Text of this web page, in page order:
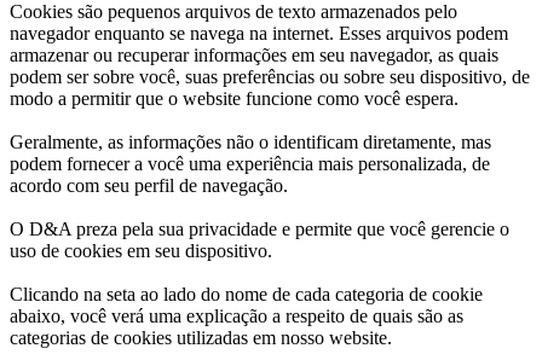
Cookies são pequenos arquivos de texto armazenados pelo
navegador enquanto se navega na internet. Esses arquivos podem
armazenar ou recuperar informações em seu navegador, as quais
podem ser sobre você, suas preferências ou sobre seu dispositivo, de
modo a permitir que o website funcione como você espera.
Geralmente, as informações não o identificam diretamente, mas
podem fornecer a você uma experiência mais personalizada, de
acordo com seu perfil de navegação.
O D&A preza pela sua privacidade e permite que você gerencie o
uso de cookies em seu dispositivo.
Clicando na seta ao lado do nome de cada categoria de cookie
abaixo, você verá uma explicação a respeito de quais são as
categorias de cookies utilizadas em nosso website.